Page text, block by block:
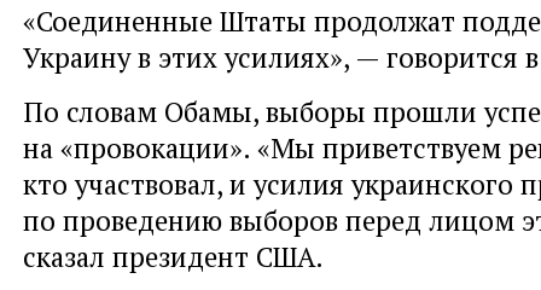
«Соединенные Штаты продолжат
Украину в этих усилиях», — говорится
По словам Обамы, выборы прошли
на «провокации». «Мы приветствуем
кто участвовал, и усилия украинского
по проведению выборов перед лицом
сказал президент США.